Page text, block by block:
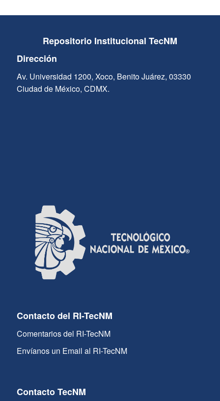
Repositorio Institucional TecNM
Dirección
Av. Universidad 1200, Xoco, Benito Juárez, 03330
Ciudad de México, CDMX.
Contacto del RI-TecNM
Comentarios del RI-TecNM
Envíanos un Email al RI-TecNM
Contacto TecNM